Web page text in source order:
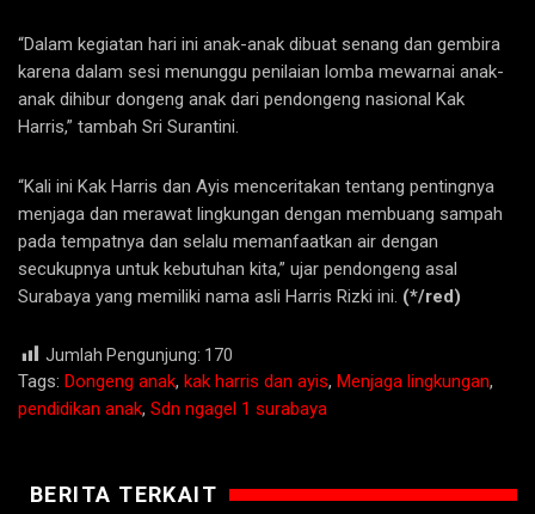
“Dalam kegiatan hari ini anak-anak dibuat senang dan gembira
karena dalam sesi menunggu penilaian lomba mewarnai anak-
anak dihibur dongeng anak dari pendongeng nasional Kak
Harris,” tambah Sri Surantini.
“Kali ini Kak Harris dan Ayis menceritakan tentang pentingnya
menjaga dan merawat lingkungan dengan membuang sampah
pada tempatnya dan selalu memanfaatkan air dengan
secukupnya untuk kebutuhan kita,” ujar pendongeng asal
Surabaya yang memiliki nama asli Harris Rizki ini. (*/red)
Jumlah Pengunjung: 170
Tags: Dongeng anak, kak harris dan ayis, Menjaga lingkungan,
pendidikan anak, Sdn ngagel 1 surabaya
BERITA TERKAIT